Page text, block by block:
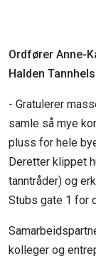
Ordfører Anne-
Halden
- Gratulerer
samle så mye
pluss for hele
Deretter klippet
tanntråder) og
Stubs gate 1 for
kolleger og